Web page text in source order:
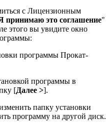
с Лицензионным
принимаю это соглашение"
этого вы увидите окно
программы в
[Далее >].
папку установки
программу на другой диск.